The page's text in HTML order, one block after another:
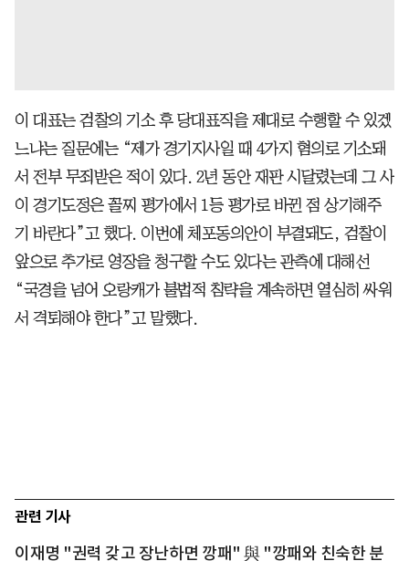
이 대표는 검찰의 기소 후 당대표직을 제대로 수행할 수 있겠
느냐는 질문에는 “제가 경기지사일 때 4가지 혐의로 기소돼
서 전부 무죄받은 적이 있다. 2년 동안 재판 시달렸는데 그 사
이 경기도정은 꼴찌 평가에서 1등 평가로 바뀐 점 상기해주
기 바란다”고 했다. 이번에 체포동의안이 부결돼도, 검찰이
앞으로 추가로 영장을 청구할 수도 있다는 관측에 대해선
“국경을 넘어 오랑캐가 불법적 침략을 계속하면 열심히 싸워
서 격퇴해야 한다”고 말했다.
관련 기사
이재명 "권력 갖고 장난하면 깡패" 與 "깡패와 친숙한 분